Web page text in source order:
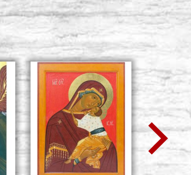
Giacenza: 29 - COD. P0085RO
ACQUISTA